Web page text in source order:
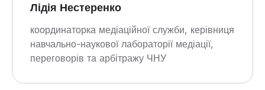
Лідія Нестеренко
координаторка медіаційної служби, керівниця
навчально-наукової лабораторії медіації,
переговорів та арбітражу ЧНУ